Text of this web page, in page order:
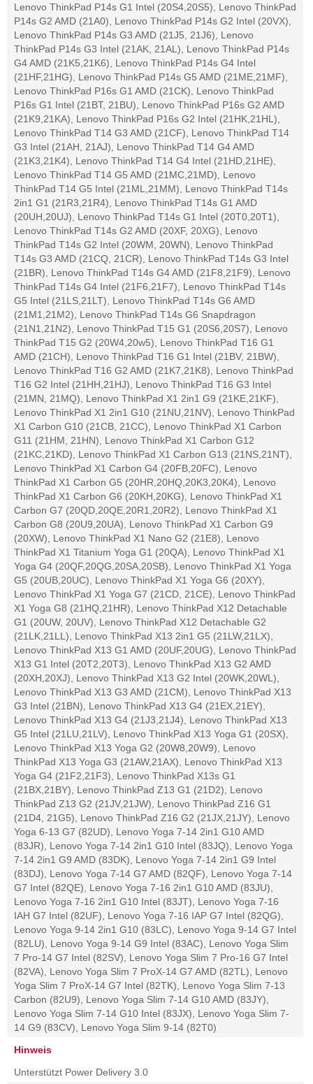
Lenovo ThinkPad P14s G1 Intel (20S4,20S5), Lenovo ThinkPad
P14s G2 AMD (21A0), Lenovo ThinkPad P14s G2 Intel (20VX),
Lenovo ThinkPad P14s G3 AMD (21J5, 21J6), Lenovo
ThinkPad P14s G3 Intel (21AK, 21AL), Lenovo ThinkPad P14s
G4 AMD (21K5,21K6), Lenovo ThinkPad P14s G4 Intel
(21HF,21HG), Lenovo ThinkPad P14s G5 AMD (21ME,21MF),
Lenovo ThinkPad P16s G1 AMD (21CK), Lenovo ThinkPad
P16s G1 Intel (21BT, 21BU), Lenovo ThinkPad P16s G2 AMD
(21K9,21KA), Lenovo ThinkPad P16s G2 Intel (21HK,21HL),
Lenovo ThinkPad T14 G3 AMD (21CF), Lenovo ThinkPad T14
G3 Intel (21AH, 21AJ), Lenovo ThinkPad T14 G4 AMD
(21K3,21K4), Lenovo ThinkPad T14 G4 Intel (21HD,21HE),
Lenovo ThinkPad T14 G5 AMD (21MC,21MD), Lenovo
ThinkPad T14 G5 Intel (21ML,21MM), Lenovo ThinkPad T14s
2in1 G1 (21R3,21R4), Lenovo ThinkPad T14s G1 AMD
(20UH,20UJ), Lenovo ThinkPad T14s G1 Intel (20T0,20T1),
Lenovo ThinkPad T14s G2 AMD (20XF, 20XG), Lenovo
ThinkPad T14s G2 Intel (20WM, 20WN), Lenovo ThinkPad
T14s G3 AMD (21CQ, 21CR), Lenovo ThinkPad T14s G3 Intel
(21BR), Lenovo ThinkPad T14s G4 AMD (21F8,21F9), Lenovo
ThinkPad T14s G4 Intel (21F6,21F7), Lenovo ThinkPad T14s
G5 Intel (21LS,21LT), Lenovo ThinkPad T14s G6 AMD
(21M1,21M2), Lenovo ThinkPad T14s G6 Snapdragon
(21N1,21N2), Lenovo ThinkPad T15 G1 (20S6,20S7), Lenovo
ThinkPad T15 G2 (20W4,20w5), Lenovo ThinkPad T16 G1
AMD (21CH), Lenovo ThinkPad T16 G1 Intel (21BV, 21BW),
Lenovo ThinkPad T16 G2 AMD (21K7,21K8), Lenovo ThinkPad
T16 G2 Intel (21HH,21HJ), Lenovo ThinkPad T16 G3 Intel
(21MN, 21MQ), Lenovo ThinkPad X1 2in1 G9 (21KE,21KF),
Lenovo ThinkPad X1 2in1 G10 (21NU,21NV), Lenovo ThinkPad
X1 Carbon G10 (21CB, 21CC), Lenovo ThinkPad X1 Carbon
G11 (21HM, 21HN), Lenovo ThinkPad X1 Carbon G12
(21KC,21KD), Lenovo ThinkPad X1 Carbon G13 (21NS,21NT),
Lenovo ThinkPad X1 Carbon G4 (20FB,20FC), Lenovo
ThinkPad X1 Carbon G5 (20HR,20HQ,20K3,20K4), Lenovo
ThinkPad X1 Carbon G6 (20KH,20KG), Lenovo ThinkPad X1
Carbon G7 (20QD,20QE,20R1,20R2), Lenovo ThinkPad X1
Carbon G8 (20U9,20UA), Lenovo ThinkPad X1 Carbon G9
(20XW), Lenovo ThinkPad X1 Nano G2 (21E8), Lenovo
ThinkPad X1 Titanium Yoga G1 (20QA), Lenovo ThinkPad X1
Yoga G4 (20QF,20QG,20SA,20SB), Lenovo ThinkPad X1 Yoga
G5 (20UB,20UC), Lenovo ThinkPad X1 Yoga G6 (20XY),
Lenovo ThinkPad X1 Yoga G7 (21CD, 21CE), Lenovo ThinkPad
X1 Yoga G8 (21HQ,21HR), Lenovo ThinkPad X12 Detachable
G1 (20UW, 20UV), Lenovo ThinkPad X12 Detachable G2
(21LK,21LL), Lenovo ThinkPad X13 2in1 G5 (21LW,21LX),
Lenovo ThinkPad X13 G1 AMD (20UF,20UG), Lenovo ThinkPad
X13 G1 Intel (20T2,20T3), Lenovo ThinkPad X13 G2 AMD
(20XH,20XJ), Lenovo ThinkPad X13 G2 Intel (20WK,20WL),
Lenovo ThinkPad X13 G3 AMD (21CM), Lenovo ThinkPad X13
G3 Intel (21BN), Lenovo ThinkPad X13 G4 (21EX,21EY),
Lenovo ThinkPad X13 G4 (21J3,21J4), Lenovo ThinkPad X13
G5 Intel (21LU,21LV), Lenovo ThinkPad X13 Yoga G1 (20SX),
Lenovo ThinkPad X13 Yoga G2 (20W8,20W9), Lenovo
ThinkPad X13 Yoga G3 (21AW,21AX), Lenovo ThinkPad X13
Yoga G4 (21F2,21F3), Lenovo ThinkPad X13s G1
(21BX,21BY), Lenovo ThinkPad Z13 G1 (21D2), Lenovo
ThinkPad Z13 G2 (21JV,21JW), Lenovo ThinkPad Z16 G1
(21D4, 21G5), Lenovo ThinkPad Z16 G2 (21JX,21JY), Lenovo
Yoga 6-13 G7 (82UD), Lenovo Yoga 7-14 2in1 G10 AMD
(83JR), Lenovo Yoga 7-14 2in1 G10 Intel (83JQ), Lenovo Yoga
7-14 2in1 G9 AMD (83DK), Lenovo Yoga 7-14 2in1 G9 Intel
(83DJ), Lenovo Yoga 7-14 G7 AMD (82QF), Lenovo Yoga 7-14
G7 Intel (82QE), Lenovo Yoga 7-16 2in1 G10 AMD (83JU),
Lenovo Yoga 7-16 2in1 G10 Intel (83JT), Lenovo Yoga 7-16
IAH G7 Intel (82UF), Lenovo Yoga 7-16 IAP G7 Intel (82QG),
Lenovo Yoga 9-14 2in1 G10 (83LC), Lenovo Yoga 9-14 G7 Intel
(82LU), Lenovo Yoga 9-14 G9 Intel (83AC), Lenovo Yoga Slim
7 Pro-14 G7 Intel (82SV), Lenovo Yoga Slim 7 Pro-16 G7 Intel
(82VA), Lenovo Yoga Slim 7 ProX-14 G7 AMD (82TL), Lenovo
Yoga Slim 7 ProX-14 G7 Intel (82TK), Lenovo Yoga Slim 7-13
Carbon (82U9), Lenovo Yoga Slim 7-14 G10 AMD (83JY),
Lenovo Yoga Slim 7-14 G10 Intel (83JX), Lenovo Yoga Slim 7-
14 G9 (83CV), Lenovo Yoga Slim 9-14 (82T0)
Hinweis
Unterstützt Power Delivery 3.0